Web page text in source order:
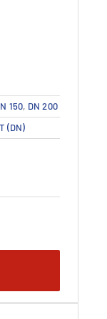
dettagli
150, DN 200
(DN)